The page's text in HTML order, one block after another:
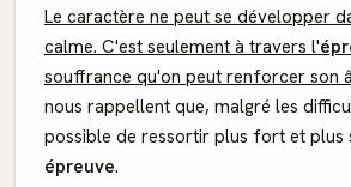
Le caractère ne peut se développer
calme. C'est seulement à travers l'
souffrance qu'on peut renforcer son
nous rappellent que, malgré les
possible de ressortir plus fort et plus
épreuve.